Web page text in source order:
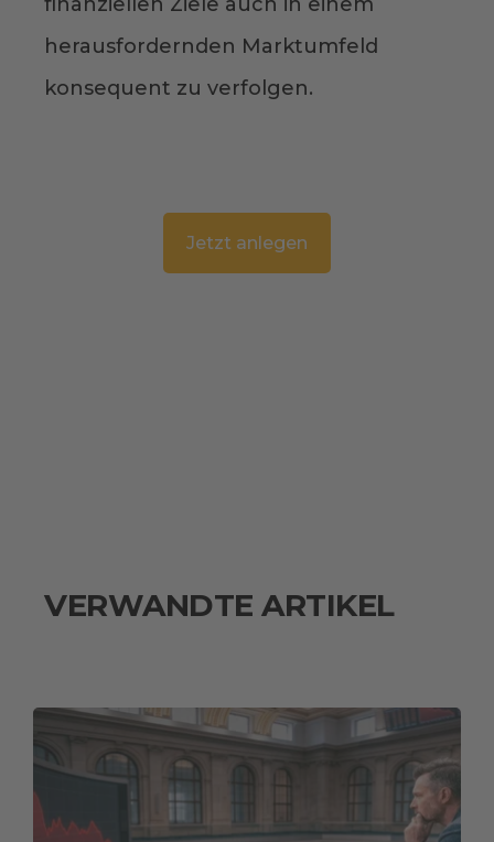
herausfordernden Marktumfeld
konsequent zu verfolgen.
Jetzt anlegen
VERWANDTE ARTIKEL